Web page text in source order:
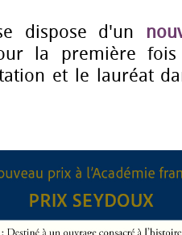
dispose d'un
la première
et le lauréat